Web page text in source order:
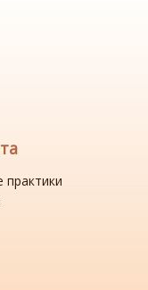
практики